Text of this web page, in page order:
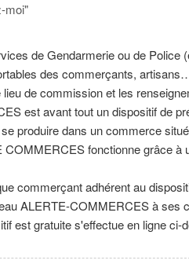
moi"
de Gendarmerie ou de Police
des commerçants,
de commission et les
est avant tout un dispositif de
produire dans un commerce
COMMERCES fonctionne grâce
commerçant adhérent au
ALERTE-COMMERCES à ses
est gratuite s'effectue en ligne